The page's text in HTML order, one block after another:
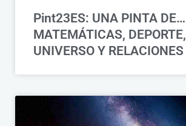
Pint23ES: UNA PINTA DE…
MATEMÁTICAS, DEPORTE,
UNIVERSO Y RELACIONES